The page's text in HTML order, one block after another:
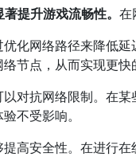
提升游戏流畅性。 在
化网络路径来降低
节点，从而实现更快
对抗网络限制。在
不受影响。
高安全性。在进行